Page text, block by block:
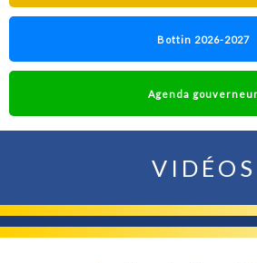
Bottin 2026-2027
Agenda gouverneur
VIDÉOS